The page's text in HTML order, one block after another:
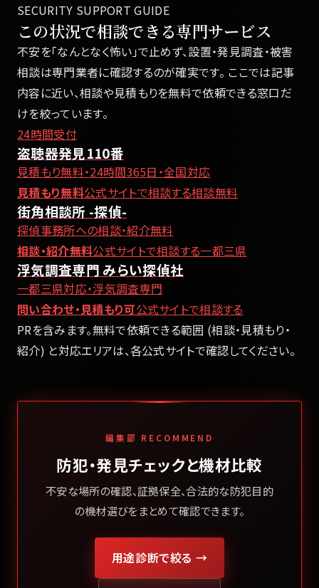
SECURITY SUPPORT GUIDE
この状況で相談できる専門サービス
不安を「なんとなく怖い」で止めず、設置・発見調査・被害
相談は専門業者に確認するのが確実です。 ここでは記事
内容に近い、相談や見積もりを無料で依頼できる窓口だ
けを絞っています。
24時間受付
盗聴器発見110番
見積もり無料・24時間365日・全国対応
見積もり無料公式サイトで相談する相談無料
街角相談所 -探偵-
探偵事務所への相談・紹介無料
相談・紹介無料公式サイトで相談する一都三県
浮気調査専門 みらい探偵社
一都三県対応・浮気調査専門
問い合わせ・見積もり可公式サイトで相談する
PRを含みます。無料で依頼できる範囲 (相談・見積もり・
紹介) と対応エリアは、各公式サイトで確認してください。
編集部 RECOMMEND
防犯・発見チェックと機材比較
不安な場所の確認、証拠保全、合法的な防犯目的
の機材選びをまとめて確認できます。
用途診断で絞る →